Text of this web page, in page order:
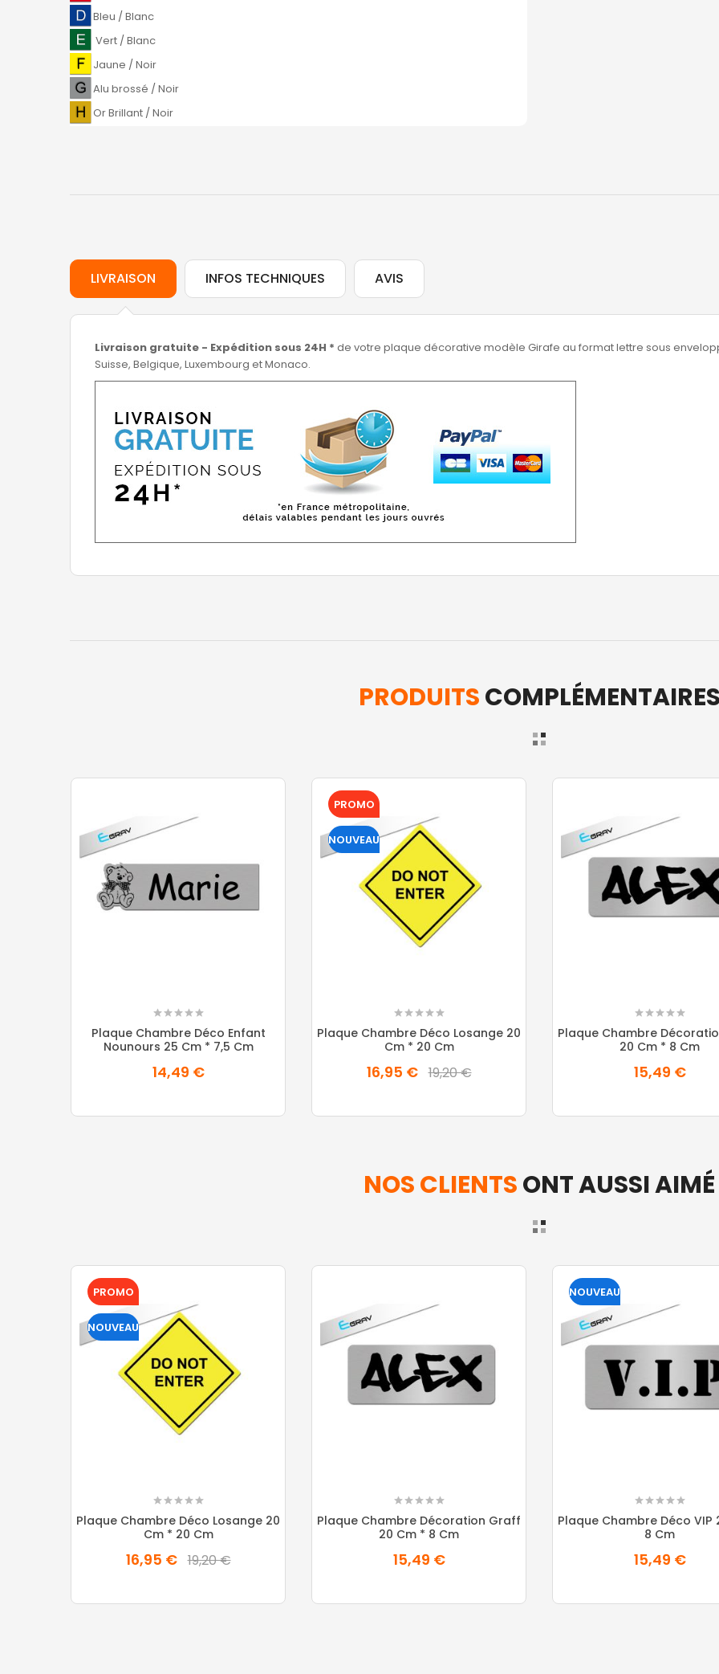
Bleu / Blanc
Vert / Blanc
Jaune / Noir
Alu brossé / Noir
Or Brillant / Noir
LIVRAISON INFOS TECHNIQUES AVIS
Livraison gratuite - Expédition sous 24H * de votre plaque décorative modèle Girafe au format lettre sous
Suisse, Belgique, Luxembourg et Monaco.
PRODUITSCOMPLÉMENTAIRES
Plaque Chambre Déco Enfant
Nounours 25 Cm * 7,5 Cm
14,49 €
PROMO
NOUVEAU
Plaque Chambre Déco Losange 20
Cm * 20 Cm
16,95 € 19,20 €
Plaque Chambre
20 Cm * 8 Cm
15,49 €
NOS CLIENTSONT AUSSI AIMÉ
PROMO
NOUVEAU
Plaque Chambre Déco Losange 20
Cm * 20 Cm
16,95 € 19,20 €
Plaque Chambre Décoration Graff
20 Cm * 8 Cm
15,49 €
NOUVEAU
Plaque Chambre Déco VIP
8 Cm
15,49 €